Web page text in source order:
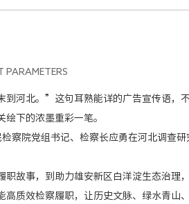
PARAMETERS
北。”这句耳熟能详的广告宣传语，不
下的浓墨重彩一笔。
院党组书记、检察长应勇在河北调查
故事，到助力雄安新区白洋淀生态治理
高质效检察履职，让历史文脉、绿水青山